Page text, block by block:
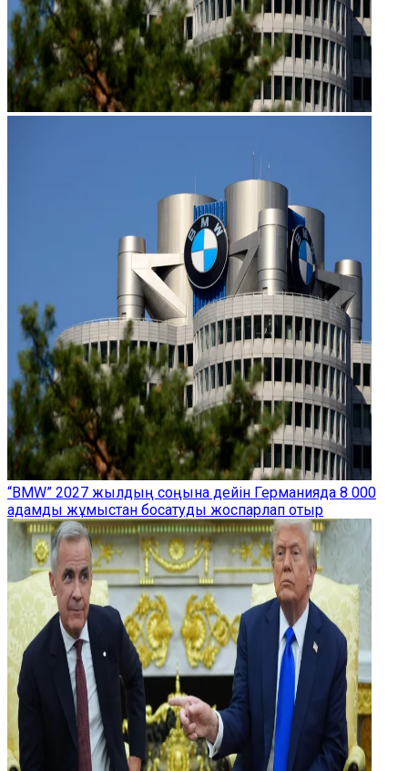
“BMW” 2027 жылдың соңына дейін Германияда 8 000
адамды жұмыстан босатуды жоспарлап отыр